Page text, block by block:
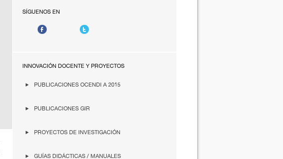
SÍGUENOS EN
INNOVACIÓN DOCENTE Y PROYECTOS
PUBLICACIONES OCENDI A 2015
PUBLICACIONES GIR
PROYECTOS DE INVESTIGACIÓN
GUÍAS DIDÁCTICAS / MANUALES